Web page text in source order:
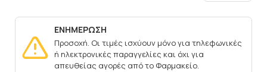
ΕΝΗΜΕΡΩΣΗ
Προσοχή. Οι τιμές ισχύουν μόνο για τηλεφωνικές
ή ηλεκτρονικές παραγγελίες και όχι για
απευθείας αγορές από το Φαρμακείο.